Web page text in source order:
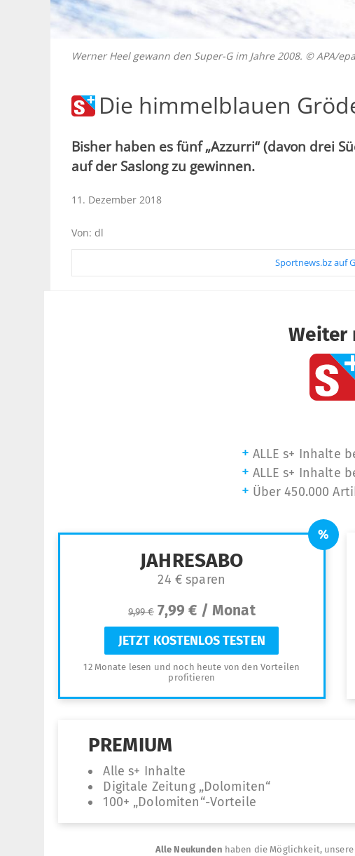
Werner Heel gewann den Super-G im Jahre 2008. © APA/epa
Die himmelblauen
Bisher haben es fünf „Azzurri“ (davon drei
auf der Saslong zu gewinnen.
11. Dezember 2018
Von: dl
Sportnews.bz auf